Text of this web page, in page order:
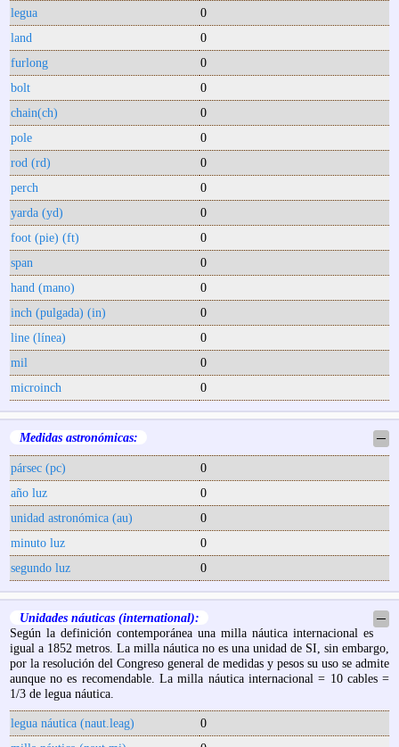
legua
0
land
0
furlong
0
bolt
0
chain(ch)
0
pole
0
rod (rd)
0
perch
0
yarda (yd)
0
foot (pie) (ft)
0
span
0
hand (mano)
0
inch (pulgada) (in)
0
line (línea)
0
mil
0
microinch
0
Medidas astronómicas: ─
pársec (pc)
0
año luz
0
unidad astronómica (au)
0
minuto luz
0
segundo luz
0
Unidades náuticas (international):
─
Según la definición contemporánea una milla náutica internacional es
igual a 1852 metros. La milla náutica no es una unidad de SI, sin embargo,
por la resolución del Congreso general de medidas y pesos su uso se admite
aunque no es recomendable. La milla náutica internacional = 10 cables =
1/3 de legua náutica.
legua náutica (naut.leag)
0